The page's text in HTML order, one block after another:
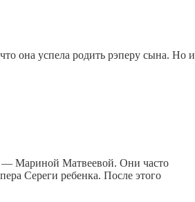
она успела родить рэперу сына. Но
— Мариной Матвеевой. Они часто
Сереги ребенка. После этого